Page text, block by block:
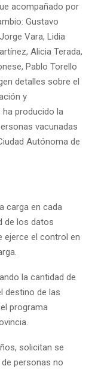
acompañado por
Gustavo
Vara, Lidia
Alicia Terada,
Pablo Torello
detalles sobre el
y
producido la
vacunadas
Autónoma de
carga en cada
de los datos
ejerce el control en
la cantidad de
destino de las
programa
solicitan se
personas no